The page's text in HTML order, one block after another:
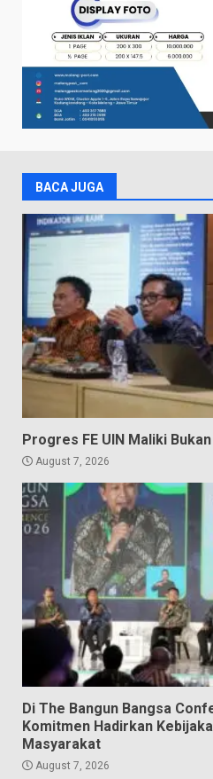
BACA JUGA
Progres FE UIN Maliki
August 7, 2026
Di The Bangun Bangsa
Komitmen Hadirkan
Masyarakat
August 7, 2026